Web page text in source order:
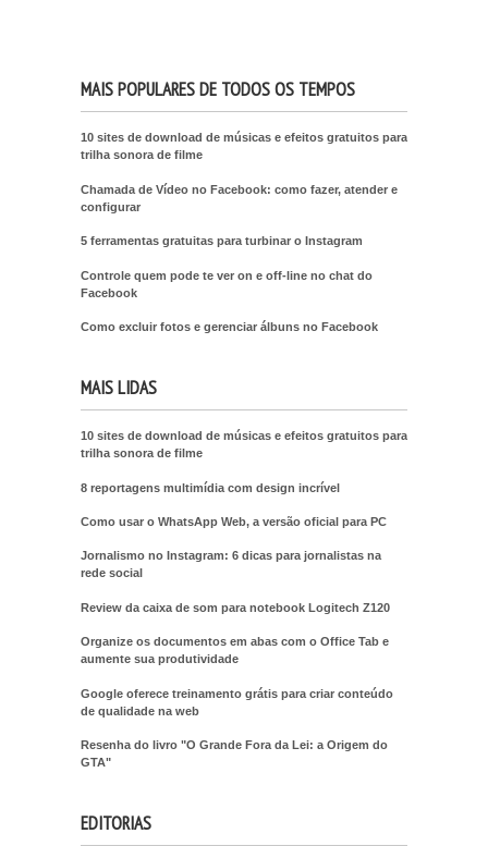
MAIS POPULARES DE TODOS OS TEMPOS
10 sites de download de músicas e efeitos gratuitos para
trilha sonora de filme
Chamada de Vídeo no Facebook: como fazer, atender e
configurar
5 ferramentas gratuitas para turbinar o Instagram
Controle quem pode te ver on e off-line no chat do
Facebook
Como excluir fotos e gerenciar álbuns no Facebook
MAIS LIDAS
10 sites de download de músicas e efeitos gratuitos para
trilha sonora de filme
8 reportagens multimídia com design incrível
Como usar o WhatsApp Web, a versão oficial para PC
Jornalismo no Instagram: 6 dicas para jornalistas na
rede social
Review da caixa de som para notebook Logitech Z120
Organize os documentos em abas com o Office Tab e
aumente sua produtividade
Google oferece treinamento grátis para criar conteúdo
de qualidade na web
Resenha do livro "O Grande Fora da Lei: a Origem do
GTA"
EDITORIAS